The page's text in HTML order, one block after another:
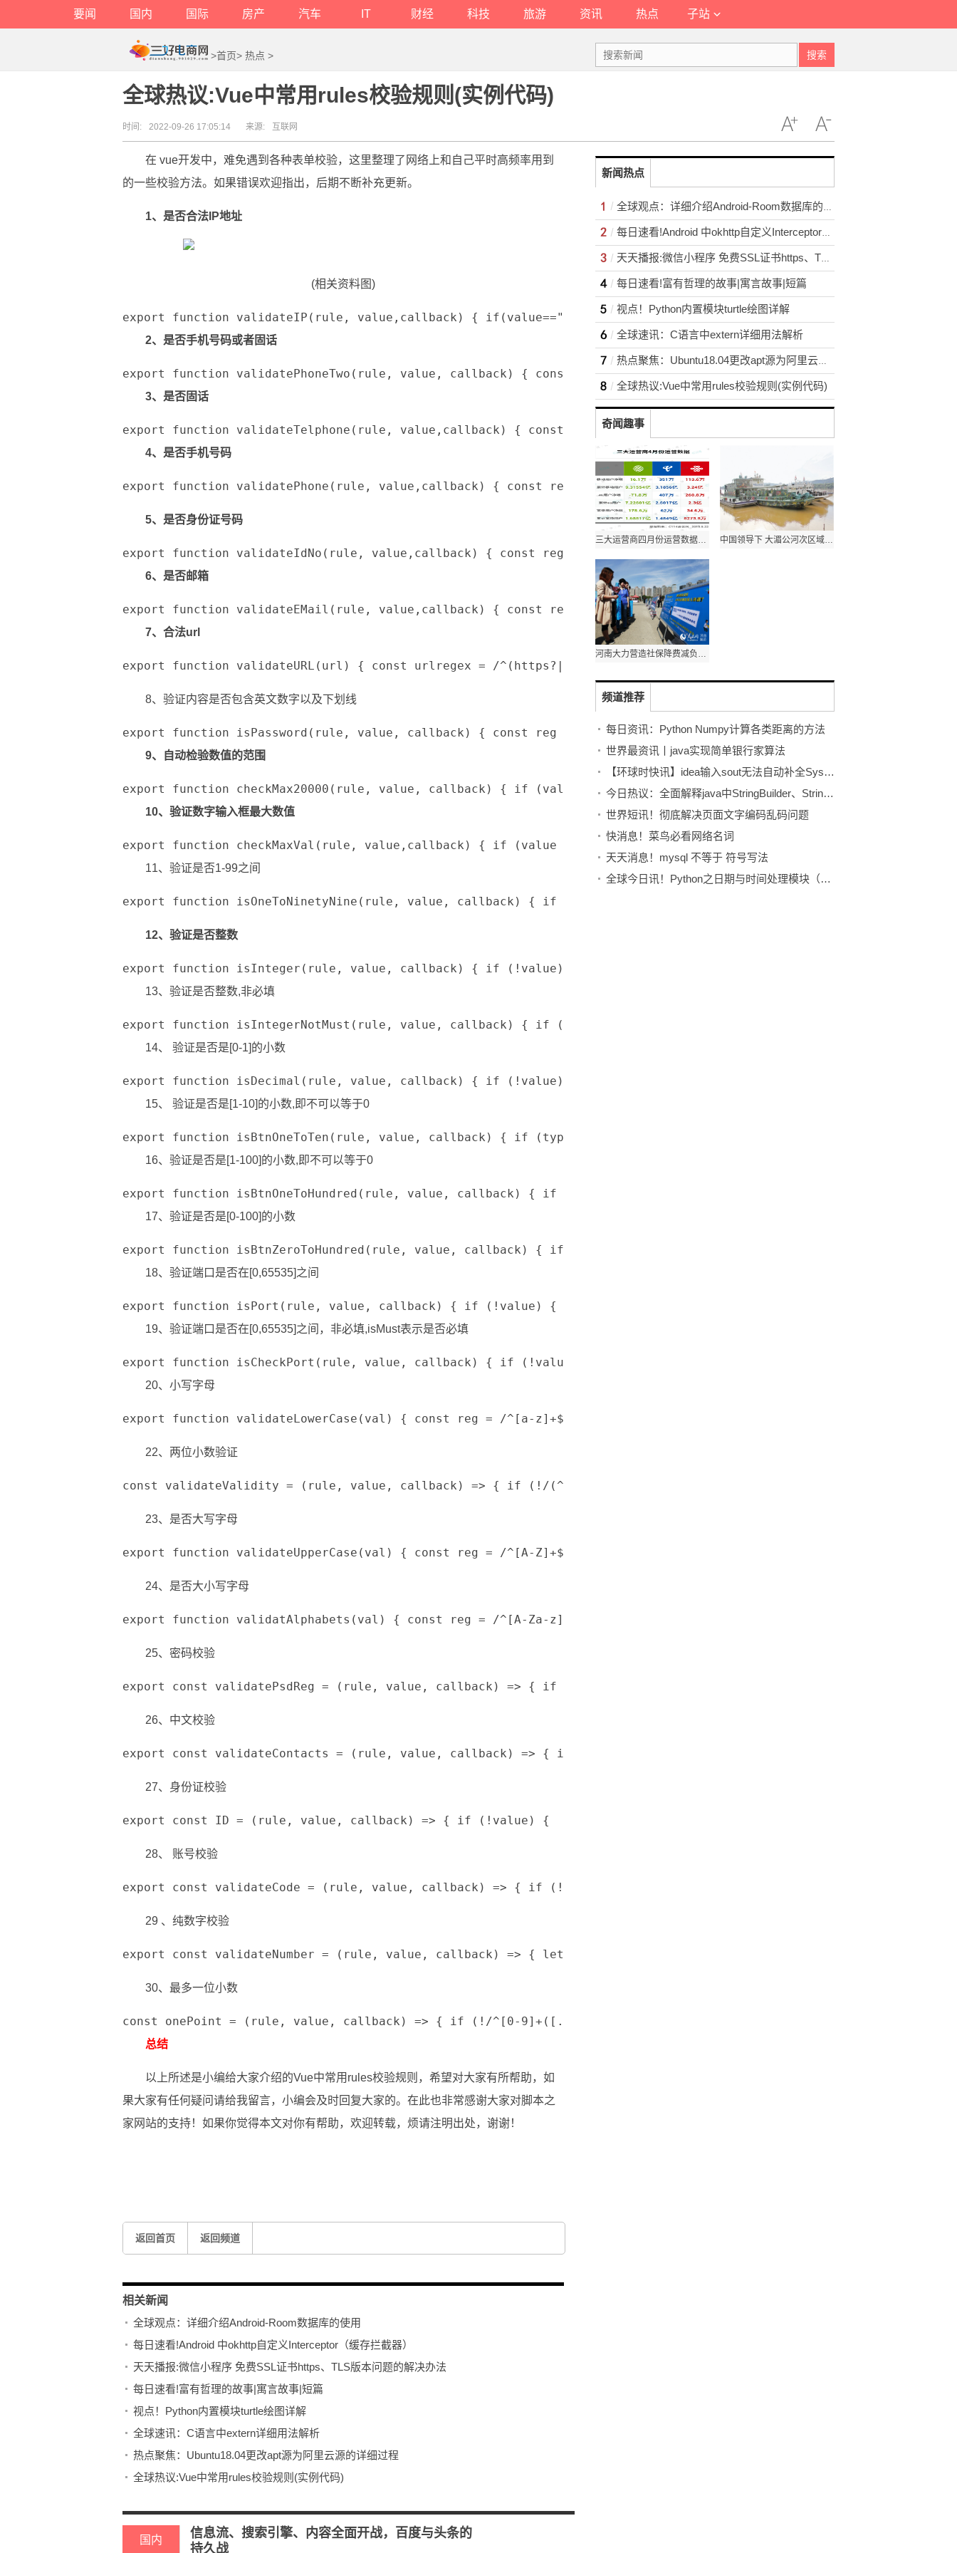
要闻 国内 国际 房产 汽车 IT 财经 科技 旅游 资讯 热点 子站
>首页> 热点 > 搜索
全球热议:Vue中常用rules校验规则(实例代码)
时间: 2022-09-26 17:05:14 来源: 互联网
在 vue开发中，难免遇到各种表单校验，这里整理了网络上和自己平时高频率用到
的一些校验方法。如果错误欢迎指出，后期不断补充更新。
1、是否合法IP地址
(相关资料图)
export function validateIP(rule, value,callback) { if(value==""||value==undefined||value==null){ callback();
2、是否手机号码或者固话
export function validatePhoneTwo(rule, value, callback) { const reg = /^((0\d{2,3}-\d{7,8})|(1[34578]\d{9}))$/;; if
3、是否固话
export function validateTelphone(rule, value,callback) { const reg =/0\d{2,3}-\d{7,8}/;
4、是否手机号码
export function validatePhone(rule, value,callback) { const reg =/^[1][3-9][0-9]{9}$/;
5、是否身份证号码
export function validateIdNo(rule, value,callback) { const reg = /(^\d{15}$)|(^\d{18}$)|(^\d{17}(\d|X|x)$)/;
6、是否邮箱
export function validateEMail(rule, value,callback) { const reg =/^([a-zA-Z0-9]+[-_\.]?)+@[a-zA-Z0-9]+\.[a-z]+$/;
7、合法url
export function validateURL(url) { const urlregex = /^(https?|ftp):\/\/([a-zA-Z0-9.-]+(:[a-zA-Z0-9.&%$-
8、验证内容是否包含英文数字以及下划线
export function isPassword(rule, value, callback) { const reg =/^[_a-zA-Z0-9]+$/;
9、自动检验数值的范围
export function checkMax20000(rule, value, callback) { if (value == "" || value == undefined || value == null) {
10、验证数字输入框最大数值
export function checkMaxVal(rule, value,callback) { if (value < 0 || value > 最大值) { callback(new Error("请输入[0,最
11、验证是否1-99之间
export function isOneToNinetyNine(rule, value, callback) { if (!value) { return callback(new Error("输入不可以为空
12、验证是否整数
export function isInteger(rule, value, callback) { if (!value) { return callback(new Error("输入不可以为空")); }
13、验证是否整数,非必填
export function isIntegerNotMust(rule, value, callback) { if (!value) { callback(); } setTimeout(() => { if
14、 验证是否是[0-1]的小数
export function isDecimal(rule, value, callback) { if (!value) { return callback(new Error("输入不可以为空")); }
15、 验证是否是[1-10]的小数,即不可以等于0
export function isBtnOneToTen(rule, value, callback) { if (typeof value == "undefined") { return callback(new
16、验证是否是[1-100]的小数,即不可以等于0
export function isBtnOneToHundred(rule, value, callback) { if (!value) { return callback(new Error("输入不可以为
17、验证是否是[0-100]的小数
export function isBtnZeroToHundred(rule, value, callback) { if (!value) { return callback(new Error("输入不可以为
18、验证端口是否在[0,65535]之间
export function isPort(rule, value, callback) { if (!value) { return callback(new Error("输入不可以为空")); }
19、验证端口是否在[0,65535]之间，非必填,isMust表示是否必填
export function isCheckPort(rule, value, callback) { if (!value) { callback(); } setTimeout(() => { if (value == ""
20、小写字母
export function validateLowerCase(val) { const reg = /^[a-z]+$/; return reg.test(val);}
22、两位小数验证
const validateValidity = (rule, value, callback) => { if (!/(^[1-9]([0-9]+)?(\.[0-9]{1,2})?$)|(^(0){1}$)|(^[0-9]\.[0-
23、是否大写字母
export function validateUpperCase(val) { const reg = /^[A-Z]+$/; return reg.test(val);}
24、是否大小写字母
export function validatAlphabets(val) { const reg = /^[A-Za-z]+$/; return reg.test(val);}
25、密码校验
export const validatePsdReg = (rule, value, callback) => { if (!value) { return callback(new Error("请输入密码")) } if (!/
26、中文校验
export const validateContacts = (rule, value, callback) => { if (!value) { return callback(new Error("请输入中文")) }
27、身份证校验
export const ID = (rule, value, callback) => { if (!value) {  return callback(new Error("身份证不能为空")) } if (! /
28、 账号校验
export const validateCode = (rule, value, callback) => { if (!value) { return callback(new Error("请输入账号")) } if
29 、纯数字校验
export const validateNumber = (rule, value, callback) => { let numberReg = /^\d+$|^\d+[.]?\d+$/ if (value !== "")
30、最多一位小数
const onePoint = (rule, value, callback) => { if (!/^[0-9]+([.]{1}[0-9]{1})?$/.test(value)) { callback(new Error("最多
总结
以上所述是小编给大家介绍的Vue中常用rules校验规则，希望对大家有所帮助，如
果大家有任何疑问请给我留言，小编会及时回复大家的。在此也非常感谢大家对脚本之
家网站的支持！如果你觉得本文对你有帮助，欢迎转载，烦请注明出处，谢谢！
返回首页 返回频道
相关新闻
全球观点：详细介绍Android-Room数据库的使用
每日速看!Android 中okhttp自定义Interceptor（缓存拦截器）
天天播报:微信小程序 免费SSL证书https、TLS版本问题的解决办法
每日速看!富有哲理的故事|寓言故事|短篇
视点！Python内置模块turtle绘图详解
全球速讯：C语言中extern详细用法解析
热点聚焦：Ubuntu18.04更改apt源为阿里云源的详细过程
全球热议:Vue中常用rules校验规则(实例代码)
国内
信息流、搜索引擎、内容全面开战，百度与头条的
持久战
新闻热点
全球观点：详细介绍Android-Room数据库的使用
每日速看!Android 中okhttp自定义Interceptor（缓存拦截器）
天天播报:微信小程序 免费SSL证书https、TLS版本问题的解决办法
每日速看!富有哲理的故事|寓言故事|短篇
视点！Python内置模块turtle绘图详解
全球速讯：C语言中extern详细用法解析
热点聚焦：Ubuntu18.04更改apt源为阿里云源的详细过程
全球热议:Vue中常用rules校验规则(实例代码)
奇闻趣事
三大运营商四月份运营数据分析：中国移动“昨日”危机重现 中国领导下 大湄公河次区域禁毒国际合作稳步推进
河南大力营造社保降费减负政策宣传氛围
频道推荐
每日资讯：Python Numpy计算各类距离的方法
世界最资讯丨java实现简单银行家算法
【环球时快讯】idea输入sout无法自动补全System.out.println()的问题
今日热议：全面解释java中StringBuilder、StringBuffer、String类之间的关系
世界短讯！彻底解决页面文字编码乱码问题
快消息！菜鸟必看网络名词
天天消息！mysql 不等于 符号写法
全球今日讯！Python之日期与时间处理模块（date和datetime）